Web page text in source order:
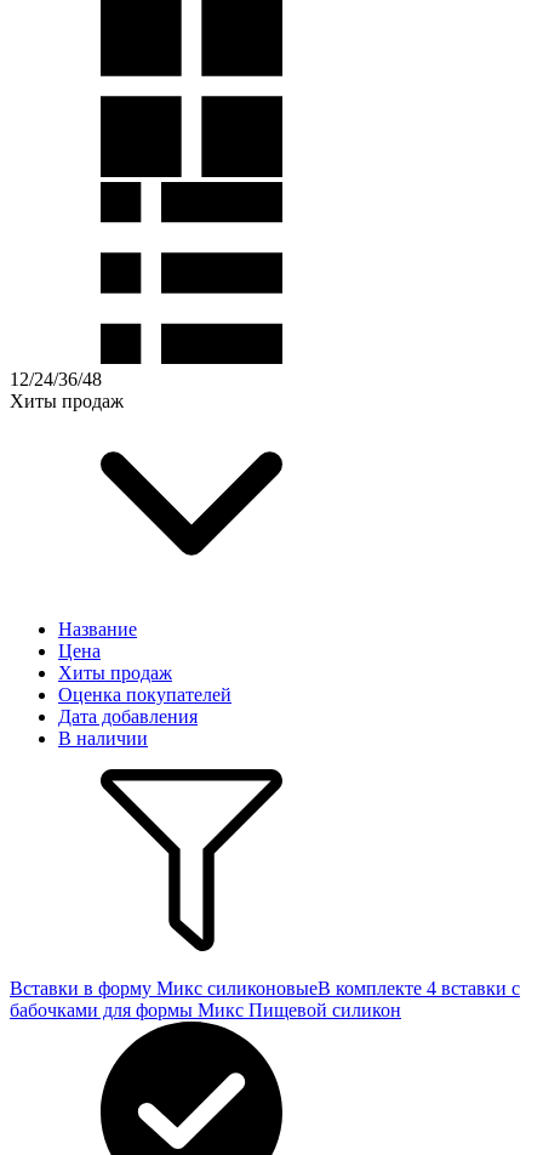
12/24/36/48
Хиты продаж
Название
Цена
Хиты продаж
Оценка покупателей
Дата добавления
В наличии
Вставки в форму Микс силиконовыеВ комплекте 4 вставки с
бабочками для формы Микс Пищевой силикон